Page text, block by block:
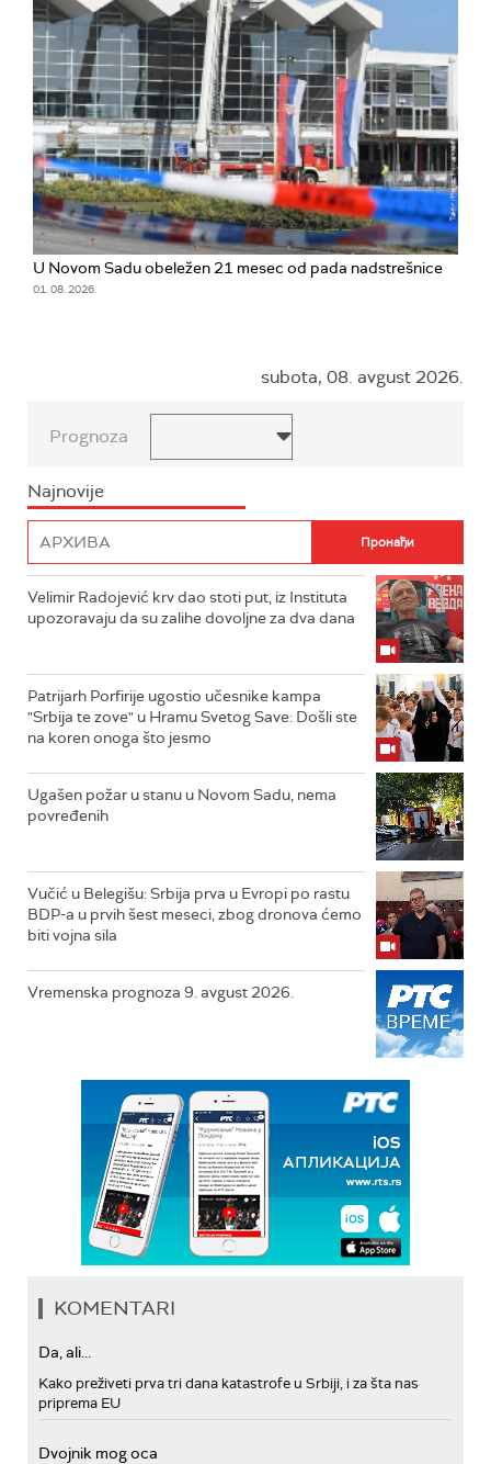
U Novom Sadu obeležen 21 mesec od pada nadstrešnice
01. 08. 2026.
subota, 08. avgust 2026.
Prognoza
Najnovije
Velimir Radojević krv dao stoti put, iz Instituta
upozoravaju da su zalihe dovoljne za dva dana
Patrijarh Porfirije ugostio učesnike kampa
"Srbija te zove" u Hramu Svetog Save: Došli ste
na koren onoga što jesmo
Ugašen požar u stanu u Novom Sadu, nema
povređenih
Vučić u Belegišu: Srbija prva u Evropi po rastu
BDP-a u prvih šest meseci, zbog dronova ćemo
biti vojna sila
Vremenska prognoza 9. avgust 2026.
KOMENTARI
Da, ali...
Kako preživeti prva tri dana katastrofe u Srbiji, i za šta nas
priprema EU
Dvojnik mog oca